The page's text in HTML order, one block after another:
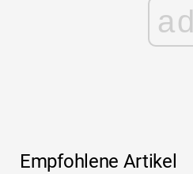
ad
Empfohlene Artikel